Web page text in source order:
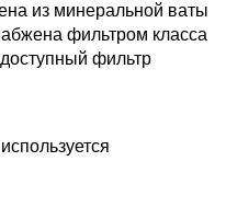
из минеральной ваты
фильтром класса
фильтр